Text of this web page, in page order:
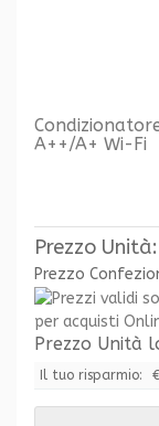
A++/A+ Wi-Fi
Prezzo Unità:
Prezzo
per acquisti
Prezzo Unità
Il tuo risparmio: